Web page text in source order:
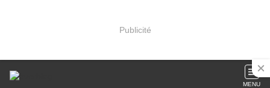
Publicité
MENU